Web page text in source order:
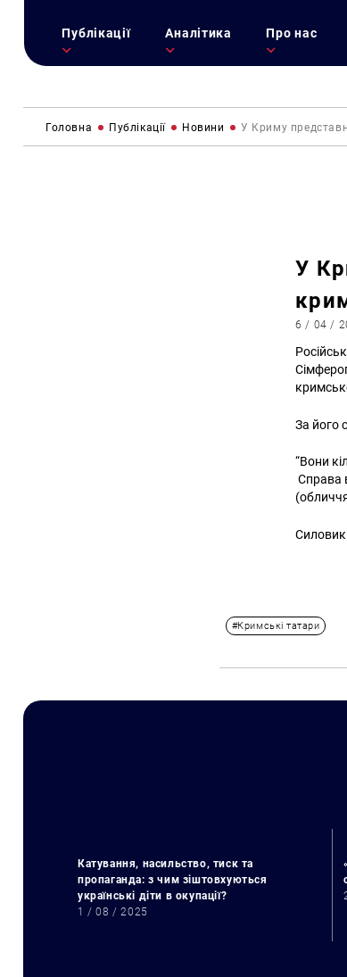
Публікації Аналітика Про нас
Головна Публікації Новини У Криму
У
6 / 04 /
За його
“Вони
Справа
#Кримські татари
Катування, насильство, тиск та
пропаганда: з чим зіштовхуються
українські діти в окупації?
1 / 08 / 2025